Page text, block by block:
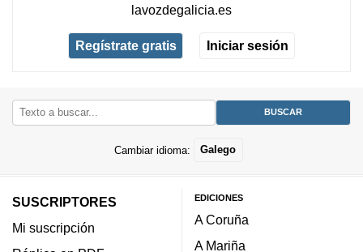
lavozdegalicia.es
Regístrate gratis Iniciar sesión
Cambiar idioma: Galego
SUSCRIPTORES
Mi suscripción
EDICIONES
A Coruña
A Mariña